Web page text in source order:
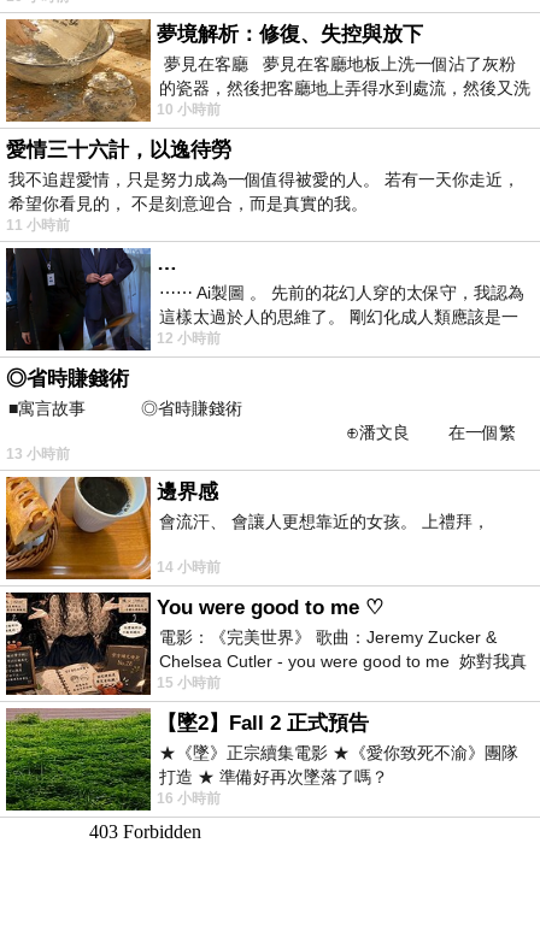
夢境解析：修復、失控與放下
夢見在客廳 夢見在客廳地板上洗一個沾了灰粉
的瓷器，然後把客廳地上弄得水到處流，然後又洗
一頂棒球潮帽，後來發現帽
10 小時前
愛情三十六計，以逸待勞
我不追趕愛情，只是努力成為一個值得被愛的人。 若有一天你走近，
希望你看見的， 不是刻意迎合，而是真實的我。
11 小時前
…
⋯⋯ Ai製圖 。 先前的花幻人穿的太保守，我認為
這樣太過於人的思維了。 剛幻化成人類應該是一
絲不掛吧？ 當然這樣是創不出
12 小時前
◎省時賺錢術
■寓言故事 ◎省時賺錢術
⊕潘文良 在一個繁
華的商業街上，有兩家傳統
13 小時前
邊界感
會流汗、 會讓人更想靠近的女孩。 上禮拜，
14 小時前
You were good to me ♡
電影：《完美世界》 歌曲：Jeremy Zucker &
Chelsea Cutler - you were good to me 妳對我真
好 因
15 小時前
【墜2】Fall 2 正式預告
★《墜》正宗續集電影 ★《愛你致死不渝》團隊
打造 ★ 準備好再次墜落了嗎？
16 小時前